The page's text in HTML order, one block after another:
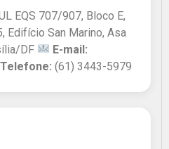
EQS 707/907, Bloco E,
Edifício San Marino, Asa
DF
E-mail:
Telefone: (61) 3443-5979